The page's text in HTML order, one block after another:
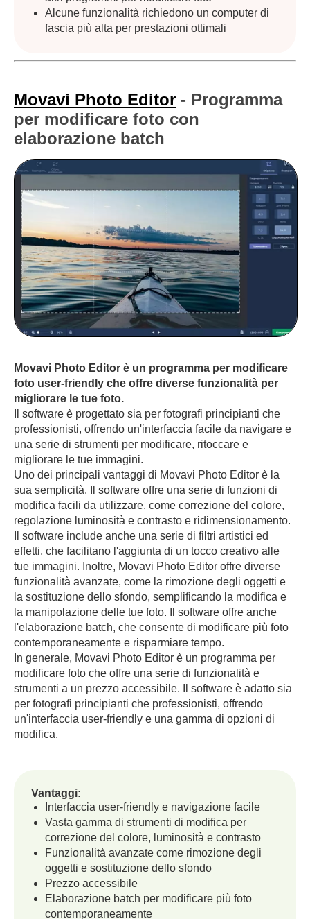
Alcune funzionalità richiedono un computer di
fascia più alta per prestazioni ottimali
Movavi Photo Editor - Programma
per modificare foto con
elaborazione batch
Movavi Photo Editor è un programma per modificare
foto user-friendly che offre diverse funzionalità per
migliorare le tue foto.
Il software è progettato sia per fotografi principianti che
professionisti, offrendo un'interfaccia facile da navigare e
una serie di strumenti per modificare, ritoccare e
migliorare le tue immagini.
Uno dei principali vantaggi di Movavi Photo Editor è la
sua semplicità. Il software offre una serie di funzioni di
modifica facili da utilizzare, come correzione del colore,
regolazione luminosità e contrasto e ridimensionamento.
Il software include anche una serie di filtri artistici ed
effetti, che facilitano l'aggiunta di un tocco creativo alle
tue immagini. Inoltre, Movavi Photo Editor offre diverse
funzionalità avanzate, come la rimozione degli oggetti e
la sostituzione dello sfondo, semplificando la modifica e
la manipolazione delle tue foto. Il software offre anche
l'elaborazione batch, che consente di modificare più foto
contemporaneamente e risparmiare tempo.
In generale, Movavi Photo Editor è un programma per
modificare foto che offre una serie di funzionalità e
strumenti a un prezzo accessibile. Il software è adatto sia
per fotografi principianti che professionisti, offrendo
un'interfaccia user-friendly e una gamma di opzioni di
modifica.
Vantaggi:
Interfaccia user-friendly e navigazione facile
Vasta gamma di strumenti di modifica per
correzione del colore, luminosità e contrasto
Funzionalità avanzate come rimozione degli
oggetti e sostituzione dello sfondo
Prezzo accessibile
Elaborazione batch per modificare più foto
contemporaneamente